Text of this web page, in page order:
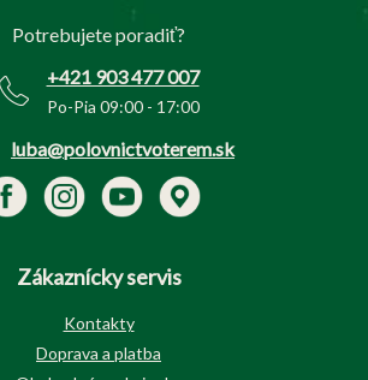
Potrebujete poradiť?
+421 903 477 007
Po-Pia 09:00 - 17:00
luba@polovnictvoterem.sk
Zákaznícky servis
Kontakty
Doprava a platba